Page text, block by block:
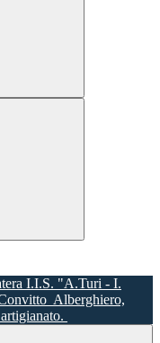
I.I.S. "A.Turi - I.
Alberghiero,